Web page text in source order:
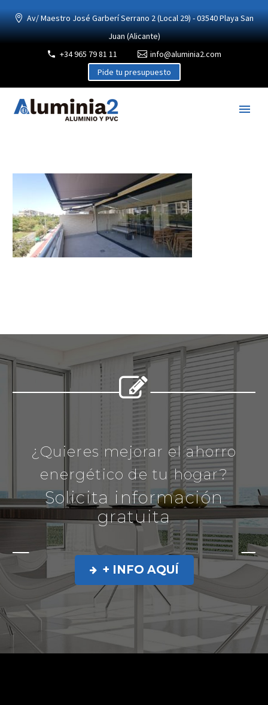
Av/ Maestro José Garberí Serrano 2 (Local 29) - 03540 Playa San
Juan (Alicante)
+34 965 79 81 11
info@aluminia2.com
Pide tu presupuesto


¿Quieres mejorar el ahorro
energético de tu hogar?
Solicita información
gratuita
 + INFO AQUÍ